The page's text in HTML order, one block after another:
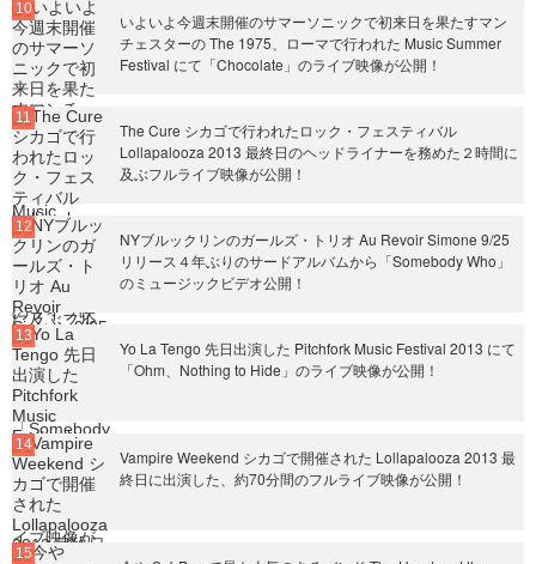
いよいよ今週末開催のサマーソニックで初来日を果たすマン
チェスターの The 1975、ローマで行われた Music Summer
Festival にて「Chocolate」のライブ映像が公開！
The Cure シカゴで行われたロック・フェスティバル
Lollapalooza 2013 最終日のヘッドライナーを務めた２時間に
及ぶフルライブ映像が公開！
NYブルックリンのガールズ・トリオ Au Revoir Simone 9/25
リリース４年ぶりのサードアルバムから「Somebody Who」
のミュージックビデオ公開！
Yo La Tengo 先日出演した Pitchfork Music Festival 2013 にて
「Ohm、Nothing to Hide」のライブ映像が公開！
Vampire Weekend シカゴで開催された Lollapalooza 2013 最
終日に出演した、約70分間のフルライブ映像が公開！